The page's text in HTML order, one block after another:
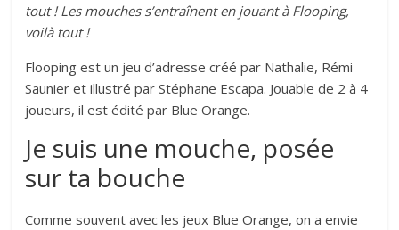
tout ! Les mouches s’entraînent en jouant à Flooping,
voilà tout !
Flooping est un jeu d’adresse créé par Nathalie, Rémi
Saunier et illustré par Stéphane Escapa. Jouable de 2 à 4
joueurs, il est édité par Blue Orange.
Je suis une mouche, posée
sur ta bouche
Comme souvent avec les jeux Blue Orange, on a envie